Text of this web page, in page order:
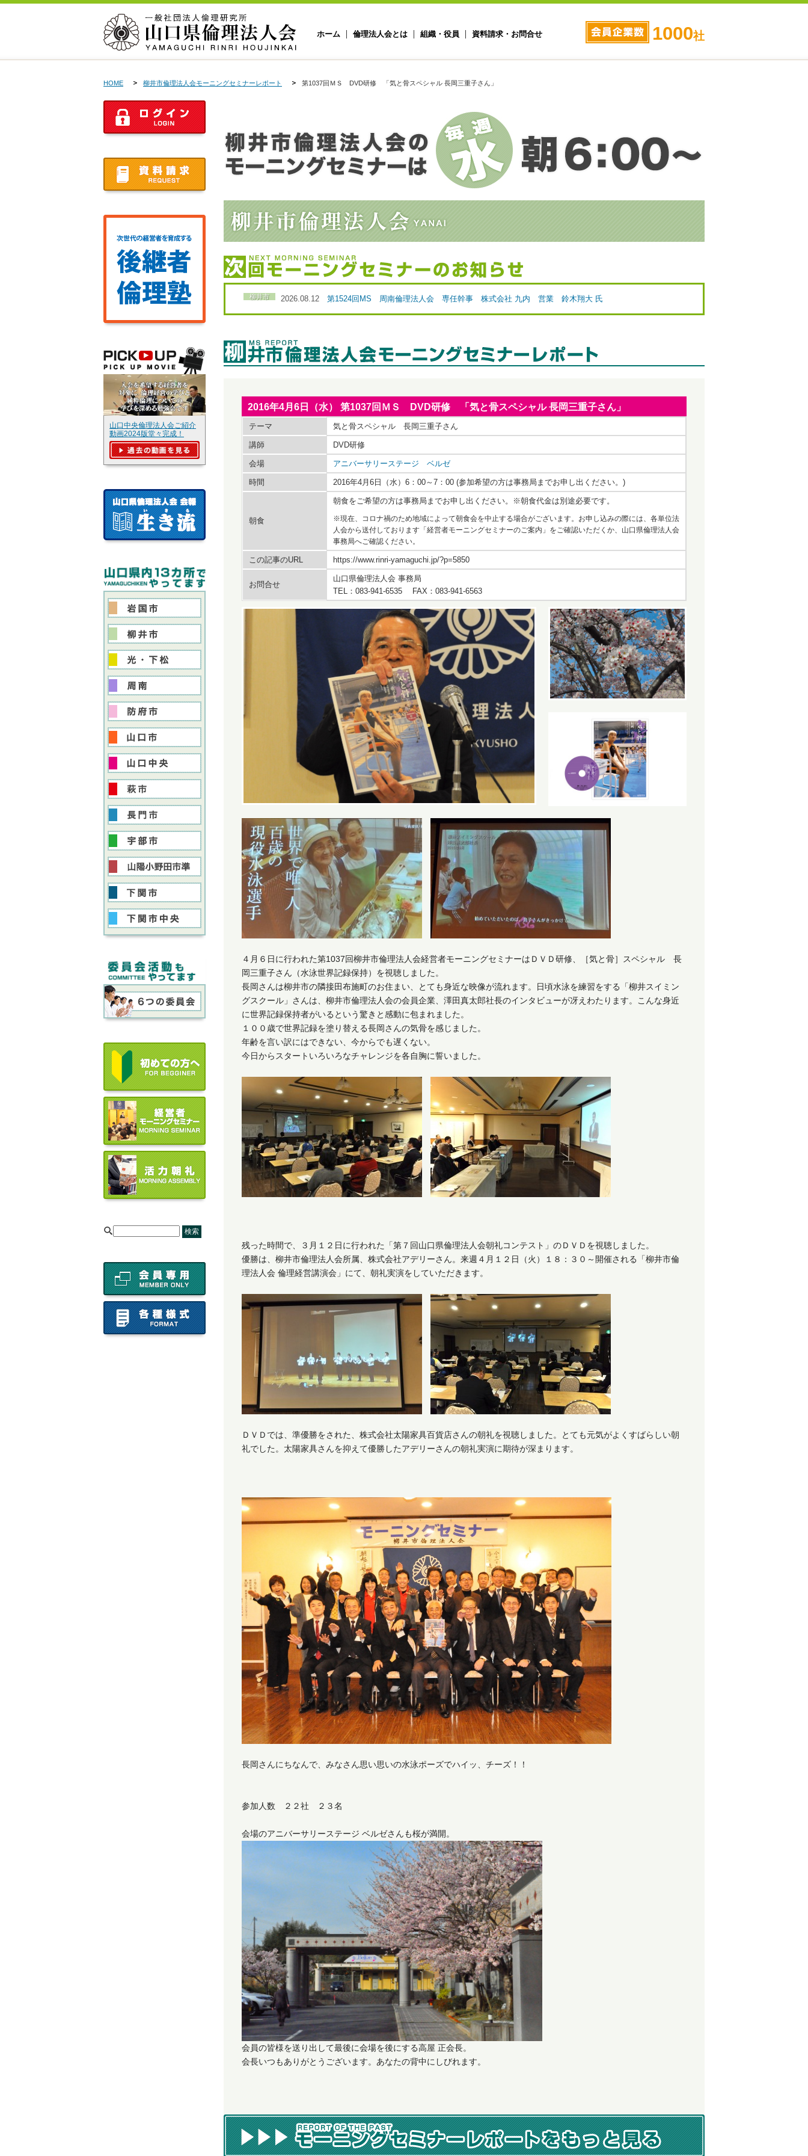
ホーム 倫理法人会とは 組織・役員 資料請求・お問合せ 1000社
HOME 柳井市倫理法人会モーニングセミナーレポート 第1037回ＭＳ DVD研修 「気と骨スペシャル 長岡三重子さん」
柳井市 2026.08.12 第1524回MS 周南倫理法人会 専任幹事 株式会社 九内 営業 鈴木翔大 氏
2016年4月6日（水） 第1037回ＭＳ DVD研修 「気と骨スペシャル 長岡三重子さん」
テーマ 気と骨スペシャル 長岡三重子さん
講師 DVD研修
会場 アニバーサリーステージ ベルゼ
時間 2016年4月6日（水）6：00～7：00 (参加希望の方は事務局までお申し出ください。)
朝食
朝食をご希望の方は事務局までお申し出ください。※朝食代金は別途必要です。
※現在、コロナ禍のため地域によって朝食会を中止する場合がございます。お申し込みの際には、各単位法
人会から送付しております「経営者モーニングセミナーのご案内」をご確認いただくか、山口県倫理法人会
事務局へご確認ください。
この記事のURL https://www.rinri-yamaguchi.jp/?p=5850
お問合せ
山口県倫理法人会 事務局
TEL：083-941-6535 FAX：083-941-6563
４月６日に行われた第1037回柳井市倫理法人会経営者モーニングセミナーはＤＶＤ研修、［気と骨］スペシャル 長
岡三重子さん（水泳世界記録保持）を視聴しました。
長岡さんは柳井市の隣接田布施町のお住まい、とても身近な映像が流れます。日頃水泳を練習をする「柳井スイミン
グスクール」さんは、柳井市倫理法人会の会員企業、澤田真太郎社長のインタビューが冴えわたります。こんな身近
に世界記録保持者がいるという驚きと感動に包まれました。
１００歳で世界記録を塗り替える長岡さんの気骨を感じました。
年齢を言い訳にはできない、今からでも遅くない。
今日からスタートいろいろなチャレンジを各自胸に誓いました。
残った時間で、３月１２日に行われた「第７回山口県倫理法人会朝礼コンテスト」のＤＶＤを視聴しました。
優勝は、柳井市倫理法人会所属、株式会社アデリーさん。来週４月１２日（火）１８：３０～開催される「柳井市倫
理法人会 倫理経営講演会」にて、朝礼実演をしていただきます。
ＤＶＤでは、準優勝をされた、株式会社太陽家具百貨店さんの朝礼を視聴しました。とても元気がよくすばらしい朝
礼でした。太陽家具さんを抑えて優勝したアデリーさんの朝礼実演に期待が深まります。
長岡さんにちなんで、みなさん思い思いの水泳ポーズでハイッ、チーズ！！
参加人数 ２２社 ２３名
会場のアニバーサリーステージ ベルゼさんも桜が満開。
会員の皆様を送り出して最後に会場を後にする高屋 正会長。
会長いつもありがとうございます。あなたの背中にしびれます。
山口中央倫理法人会ご紹介
動画2024版堂々完成！
[